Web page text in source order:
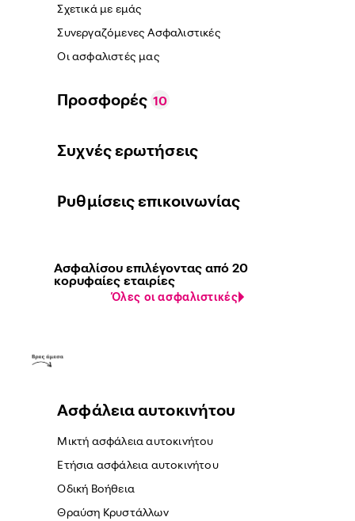
Σχετικά με εμάς
Συνεργαζόμενες Ασφαλιστικές
Οι ασφαλιστές μας
Προσφορές 10
Συχνές ερωτήσεις
Ρυθμίσεις επικοινωνίας
Ασφαλίσου επιλέγοντας από 20
κορυφαίες εταιρίες
Όλες οι ασφαλιστικές
Ασφάλεια αυτοκινήτου
Μικτή ασφάλεια αυτοκινήτου
Ετήσια ασφάλεια αυτοκινήτου
Οδική Βοήθεια
Θραύση Κρυστάλλων